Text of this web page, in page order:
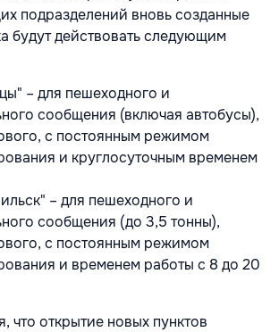
подразделений вновь созданные
будут действовать следующим
– для пешеходного и
сообщения (включая автобусы),
с постоянным режимом
и круглосуточным временем
– для пешеходного и
сообщения (до 3,5 тонны),
с постоянным режимом
и временем работы с 8 до 20
что открытие новых пунктов